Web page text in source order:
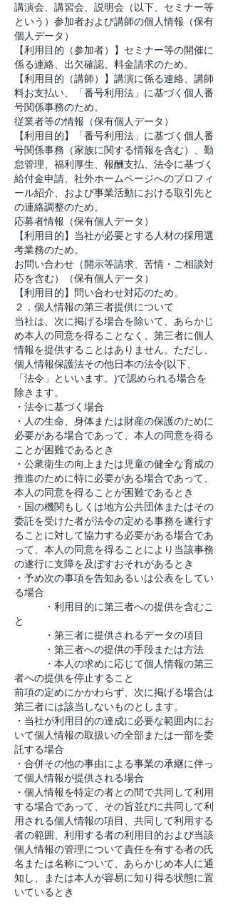
講演会、講習会、説明会（以下、セミナー等
という）参加者および講師の個人情報（保有
個人データ）
【利用目的（参加者）】セミナー等の開催に
係る連絡、出欠確認、料金請求のため。
【利用目的（講師）】講演に係る連絡、講師
料お支払い、「番号利用法」に基づく個人番
号関係事務のため。
従業者等の情報（保有個人データ）
【利用目的】「番号利用法」に基づく個人番
号関係事務（家族に関する情報を含む）、勤
怠管理、福利厚生、報酬支払、法令に基づく
給付金申請、社外ホームページへのプロフィ
ール紹介、および事業活動における取引先と
の連絡調整のため。
応募者情報（保有個人データ）
【利用目的】当社が必要とする人材の採用選
考業務のため。
お問い合わせ（開示等請求、苦情・ご相談対
応を含む）（保有個人データ）
【利用目的】問い合わせ対応のため。
２．個人情報の第三者提供について
当社は、次に掲げる場合を除いて、あらかじ
め本人の同意を得ることなく、第三者に個人
情報を提供することはありません。ただし、
個人情報保護法その他日本の法令(以下、
「法令」といいます。)で認められる場合を
除きます。
・法令に基づく場合
・人の生命、身体または財産の保護のために
必要がある場合であって、本人の同意を得る
ことが困難であるとき
・公衆衛生の向上または児童の健全な育成の
推進のために特に必要がある場合であって、
本人の同意を得ることが困難であるとき
・国の機関もしくは地方公共団体またはその
委託を受けた者が法令の定める事務を遂行す
ることに対して協力する必要がある場合であ
って、本人の同意を得ることにより当該事務
の遂行に支障を及ぼすおそれがあるとき
・予め次の事項を告知あるいは公表をしてい
る場合
・利用目的に第三者への提供を含むこ
と
・第三者に提供されるデータの項目
・第三者への提供の手段または方法
・本人の求めに応じて個人情報の第三
者への提供を停止すること
前項の定めにかかわらず、次に掲げる場合は
第三者には該当しないものとします。
・当社が利用目的の達成に必要な範囲内にお
いて個人情報の取扱いの全部または一部を委
託する場合
・合併その他の事由による事業の承継に伴っ
て個人情報が提供される場合
・個人情報を特定の者との間で共同して利用
する場合であって、その旨並びに共同して利
用される個人情報の項目、共同して利用する
者の範囲、利用する者の利用目的および当該
個人情報の管理について責任を有する者の氏
名または名称について、あらかじめ本人に通
知し、または本人が容易に知り得る状態に置
いているとき